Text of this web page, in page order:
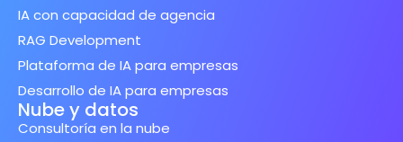
IA con capacidad de agencia
RAG Development
Plataforma de IA para empresas
Desarrollo de IA para empresas
Nube y datos
Consultoría en la nube